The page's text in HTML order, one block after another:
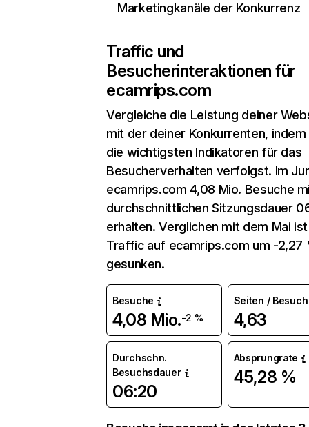
Marketingkanäle der Konkurrenz
Traffic und
Besucherinteraktionen für
ecamrips.com
Vergleiche die Leistung deiner
mit der deiner Konkurrenten, indem
die wichtigsten Indikatoren für das
Besucherverhalten verfolgst. Im
ecamrips.com 4,08 Mio. Besuche
durchschnittlichen Sitzungsdauer
erhalten. Verglichen mit dem Mai
Traffic auf ecamrips.com um -2,27
gesunken.
Besuche
4,08 Mio.-2 %
Seiten / Besuch
4,63
Durchschn.
Besuchsdauer
06:20
Absprungrate
45,28 %